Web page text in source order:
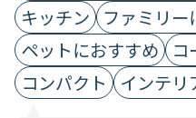
キッチン
ファミリー
ペットにおすすめ
コ
コンパクト
インテリ